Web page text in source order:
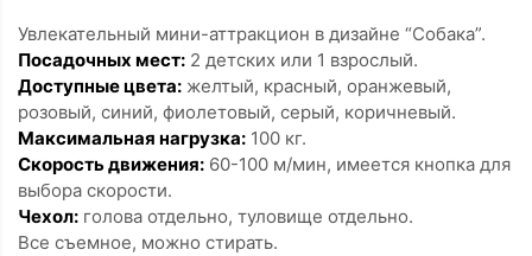
Увлекательный мини-аттракцион в дизайне “Собака”.
Посадочных мест: 2 детских или 1 взрослый.
Доступные цвета: желтый, красный, оранжевый,
розовый, синий, фиолетовый, серый, коричневый.
Максимальная нагрузка: 100 кг.
Скорость движения: 60-100 м/мин, имеется кнопка для
выбора скорости.
Чехол: голова отдельно, туловище отдельно.
Все съемное, можно стирать.